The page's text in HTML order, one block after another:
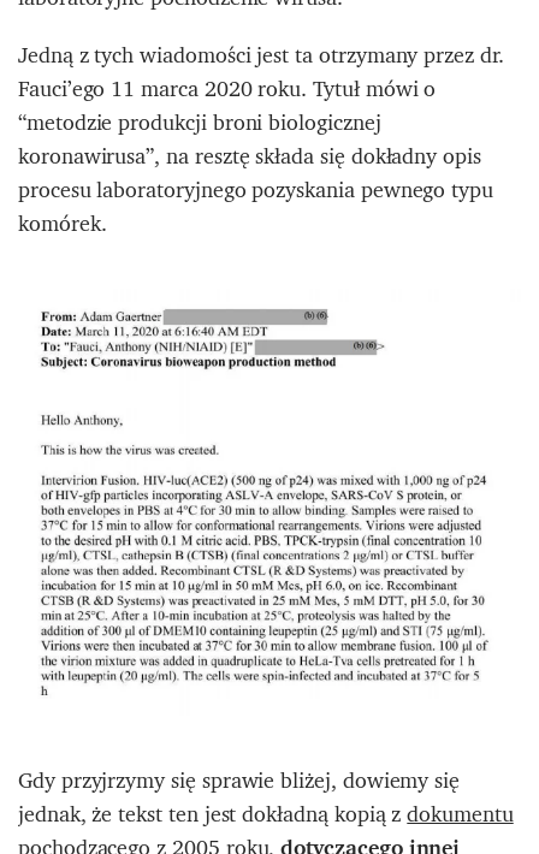
Jedną z tych wiadomości jest ta otrzymany przez dr.
Fauci’ego 11 marca 2020 roku. Tytuł mówi o
“metodzie produkcji broni biologicznej
koronawirusa”, na resztę składa się dokładny opis
procesu laboratoryjnego pozyskania pewnego typu
komórek.
Gdy przyjrzymy się sprawie bliżej, dowiemy się
jednak, że tekst ten jest dokładną kopią zdokumentu